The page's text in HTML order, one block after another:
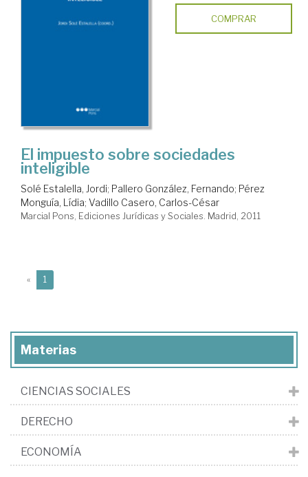
COMPRAR
El impuesto sobre sociedades
inteligible
Solé Estalella, Jordi; Pallero González, Fernando; Pérez
Monguía, Lídia; Vadillo Casero, Carlos-César
Marcial Pons, Ediciones Jurídicas y Sociales. Madrid, 2011
« 1
Materias
CIENCIAS SOCIALES
DERECHO
ECONOMÍA